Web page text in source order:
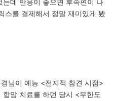
데 반응이 좋으면 후속편이 나
스를 결제해서 정말 재미있게 봤
님이 예능 <전지적 참견 시점>
항암 치료를 하던 당시 <무한도